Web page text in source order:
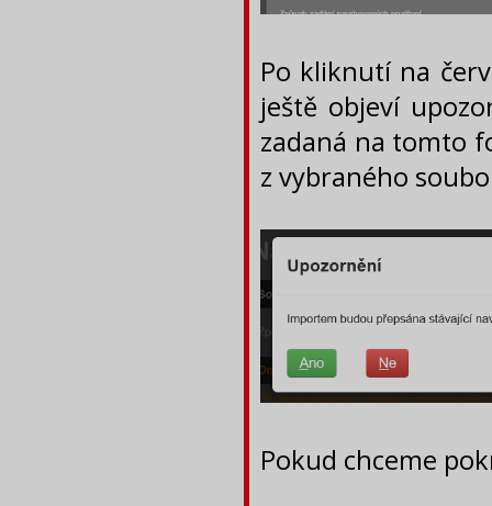
Po kliknutí na
ještě objeví
zadaná na tomto
z vybraného
Pokud chceme